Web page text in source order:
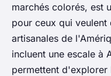
marchés colorés, est
pour ceux qui
artisanales de
incluent une escale à
permettent d'explorer